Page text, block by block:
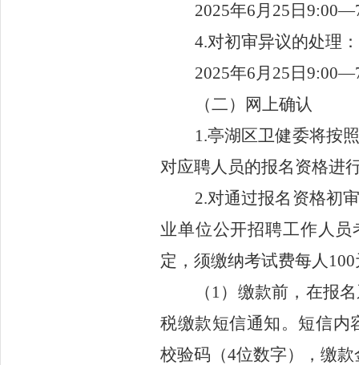
2025年6月 25 日 9:00—
4.对初审异议的处理：
2025年6月 25 日 9:00—
（二）
网上确认
1.亭湖区卫健委将按
对应聘人员的报名资格进
2.对通过报名资格初
业单位公开招聘工作人
定，须缴纳考试费每人
（ 1） 缴款前，在报
税缴款短信通知。短信内
校验码（4位数字），缴款